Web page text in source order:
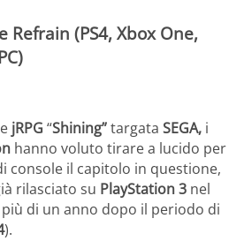
Refrain (PS4, Xbox One,
jRPG “Shining”targata SEGA, i
hanno voluto tirare a lucido per
console il capitolo in questione,
rilasciato su PlayStation 3 nel
di un anno dopo il periodo di
).